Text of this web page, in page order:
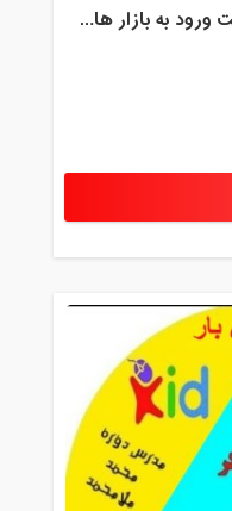
تحلیل تکنیکال مقدماتی جهت ورود به بازار های مالی (رمز ارز و فارکس )